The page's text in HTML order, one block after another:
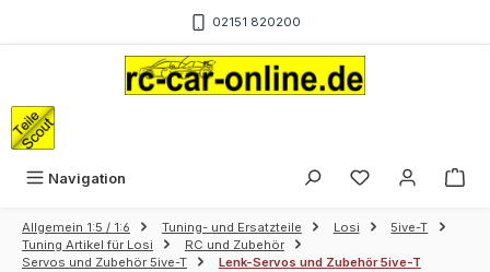
02151 820200
Navigation
Allgemein 1:5 / 1:6 Tuning- und Ersatzteile Losi
5ive-T
Tuning Artikel für Losi
RC und Zubehör
Servos und Zubehör 5ive-T
Lenk-Servos und Zubehör 5ive-T